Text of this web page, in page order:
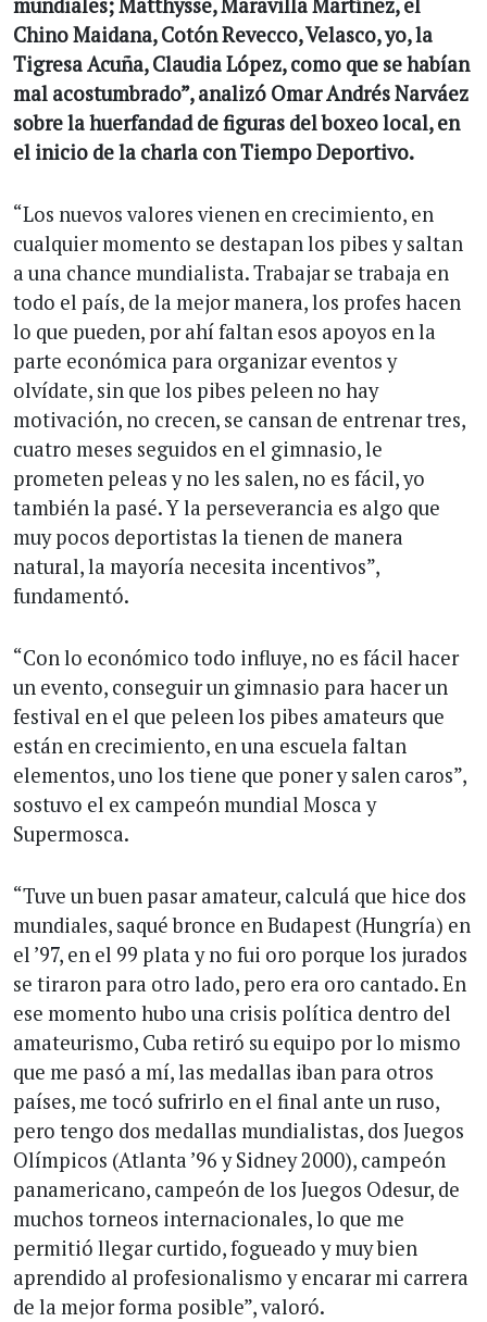
mundiales; Matthysse, Maravilla Martínez, el
Chino Maidana, Cotón Revecco, Velasco, yo, la
Tigresa Acuña, Claudia López, como que se habían
mal acostumbrado”, analizó Omar Andrés Narváez
sobre la huerfandad de figuras del boxeo local, en
el inicio de la charla con Tiempo Deportivo.
“Los nuevos valores vienen en crecimiento, en
cualquier momento se destapan los pibes y saltan
a una chance mundialista. Trabajar se trabaja en
todo el país, de la mejor manera, los profes hacen
lo que pueden, por ahí faltan esos apoyos en la
parte económica para organizar eventos y
olvídate, sin que los pibes peleen no hay
motivación, no crecen, se cansan de entrenar tres,
cuatro meses seguidos en el gimnasio, le
prometen peleas y no les salen, no es fácil, yo
también la pasé. Y la perseverancia es algo que
muy pocos deportistas la tienen de manera
natural, la mayoría necesita incentivos”,
fundamentó.
“Con lo económico todo influye, no es fácil hacer
un evento, conseguir un gimnasio para hacer un
festival en el que peleen los pibes amateurs que
están en crecimiento, en una escuela faltan
elementos, uno los tiene que poner y salen caros”,
sostuvo el ex campeón mundial Mosca y
Supermosca.
“Tuve un buen pasar amateur, calculá que hice dos
mundiales, saqué bronce en Budapest (Hungría) en
el ’97, en el 99 plata y no fui oro porque los jurados
se tiraron para otro lado, pero era oro cantado. En
ese momento hubo una crisis política dentro del
amateurismo, Cuba retiró su equipo por lo mismo
que me pasó a mí, las medallas iban para otros
países, me tocó sufrirlo en el final ante un ruso,
pero tengo dos medallas mundialistas, dos Juegos
Olímpicos (Atlanta ’96 y Sidney 2000), campeón
panamericano, campeón de los Juegos Odesur, de
muchos torneos internacionales, lo que me
permitió llegar curtido, fogueado y muy bien
aprendido al profesionalismo y encarar mi carrera
de la mejor forma posible”, valoró.